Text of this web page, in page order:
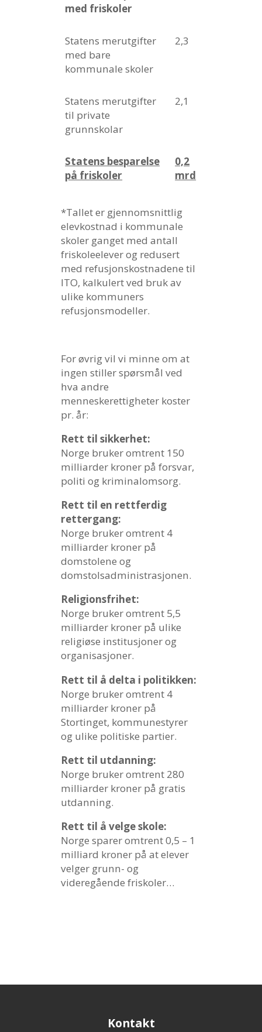
med friskoler
Statens merutgifter
med bare
kommunale skoler
2,3
Statens merutgifter
til private
grunnskolar
2,1
Statens besparelse
på friskoler
0,2
mrd
*Tallet er gjennomsnittlig
elevkostnad i kommunale
skoler ganget med antall
friskoleelever og redusert
med refusjonskostnadene til
ITO, kalkulert ved bruk av
ulike kommuners
refusjonsmodeller.
For øvrig vil vi minne om at
ingen stiller spørsmål ved
hva andre
menneskerettigheter koster
pr. år:
Rett til sikkerhet:
Norge bruker omtrent 150
milliarder kroner på forsvar,
politi og kriminalomsorg.
Rett til en rettferdig
rettergang:
Norge bruker omtrent 4
milliarder kroner på
domstolene og
domstolsadministrasjonen.
Religionsfrihet:
Norge bruker omtrent 5,5
milliarder kroner på ulike
religiøse institusjoner og
organisasjoner.
Rett til å delta i politikken:
Norge bruker omtrent 4
milliarder kroner på
Stortinget, kommunestyrer
og ulike politiske partier.
Rett til utdanning:
Norge bruker omtrent 280
milliarder kroner på gratis
utdanning.
Rett til å velge skole:
Norge sparer omtrent 0,5 – 1
milliard kroner på at elever
velger grunn- og
videregående friskoler…
Kontakt